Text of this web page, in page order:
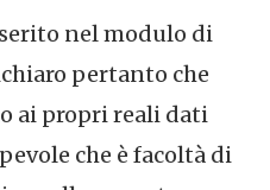
nel modulo di
pertanto che
ai propri reali dati
che è facoltà di